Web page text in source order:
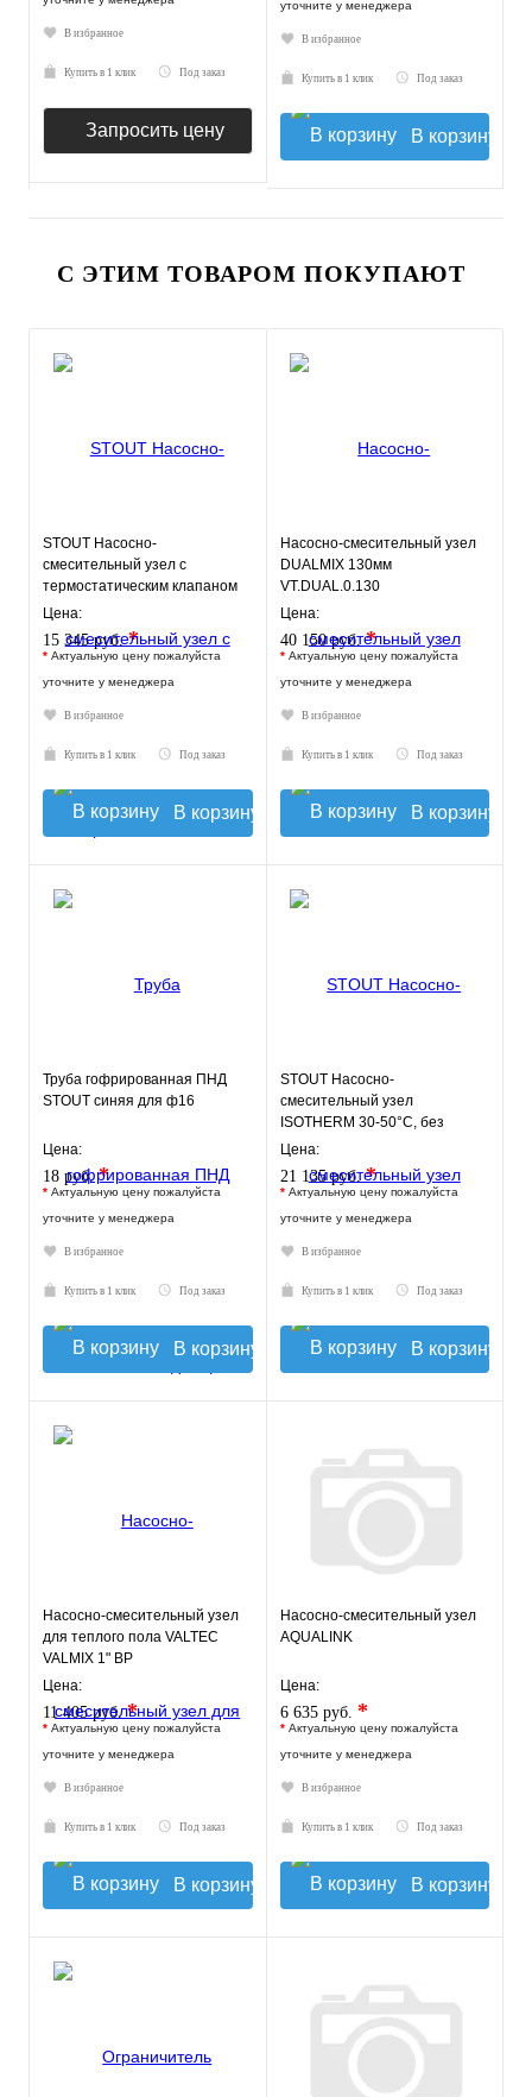
В избранное
Купить в 1 клик Под заказ
Запросить цену
уточните у менеджера
В избранное
Купить в 1 клик Под заказ
В корзину
С ЭТИМ ТОВАРОМ ПОКУПАЮТ
STOUT Насосно-
смесительный узел с
термостатическим клапаном
20-43°C, с насосом UPSO
Цена:
15 345 руб.*
* Актуальную цену пожалуйста
уточните у менеджера
В избранное
Купить в 1 клик Под заказ
В корзину
Насосно-смесительный узел
DUALMIX 130мм
VT.DUAL.0.130
Цена:
40 150 руб.*
* Актуальную цену пожалуйста
уточните у менеджера
В избранное
Купить в 1 клик Под заказ
В корзину
Труба гофрированная ПНД
STOUT синяя для ф16
Цена:
18 руб.*
* Актуальную цену пожалуйста
уточните у менеджера
В избранное
Купить в 1 клик Под заказ
В корзину
STOUT Насосно-
смесительный узел
ISOTHERM 30-50°C, без
насоса.
Цена:
21 135 руб.*
* Актуальную цену пожалуйста
уточните у менеджера
В избранное
Купить в 1 клик Под заказ
В корзину
Насосно-смесительный узел
для теплого пола VALTEC
VALMIX 1" ВР
Цена:
11 405 руб.*
* Актуальную цену пожалуйста
уточните у менеджера
В избранное
Купить в 1 клик Под заказ
В корзину
Насосно-смесительный узел
AQUALINK
Цена:
6 635 руб. *
* Актуальную цену пожалуйста
уточните у менеджера
В избранное
Купить в 1 клик Под заказ
В корзину